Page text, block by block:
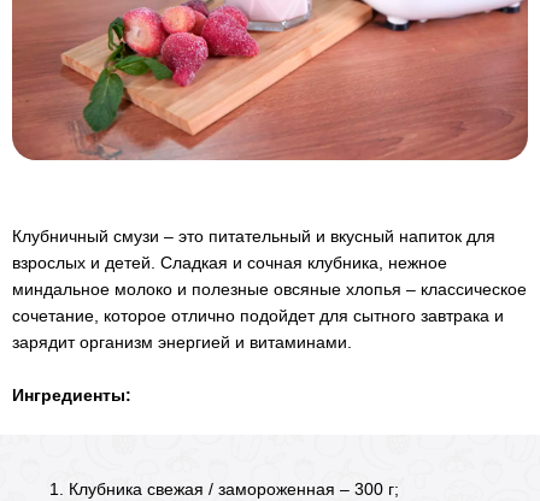
Клубничный смузи – это питательный и вкусный напиток для
взрослых и детей. Сладкая и сочная клубника, нежное
миндальное молоко и полезные овсяные хлопья – классическое
сочетание, которое отлично подойдет для сытного завтрака и
зарядит организм энергией и витаминами.
Ингредиенты:
Клубника свежая / замороженная – 300 г;